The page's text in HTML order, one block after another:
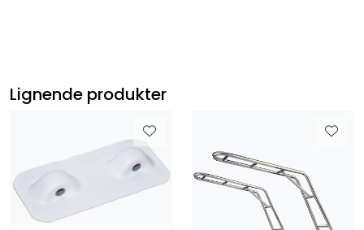
Lignende produkter